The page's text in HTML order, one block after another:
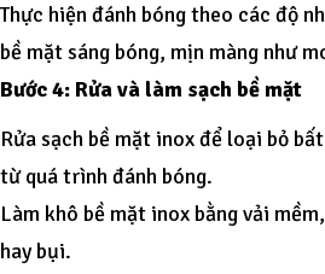
Thực hiện đánh bóng theo các độ
bề mặt sáng bóng, mịn màng như
Bước 4: Rửa và làm sạch bề mặt
Rửa sạch bề mặt inox để loại bỏ
từ quá trình đánh bóng.
Làm khô bề mặt inox bằng vải
hay bụi.